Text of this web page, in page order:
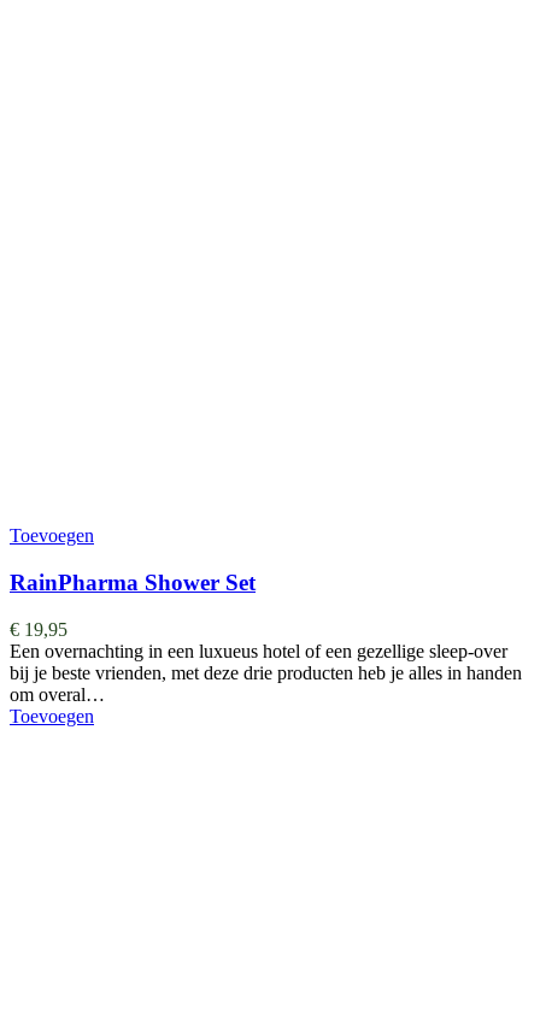
Toevoegen
RainPharma Shower Set
€ 19,95
Een overnachting in een luxueus hotel of een gezellige sleep-over
bij je beste vrienden, met deze drie producten heb je alles in handen
om overal…
Toevoegen